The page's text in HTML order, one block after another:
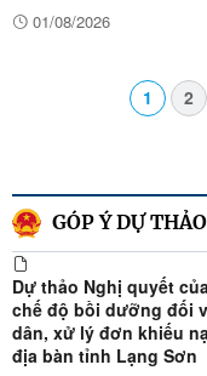
01/08/2026
1 2
GÓP Ý DỰ
Dự thảo Nghị quyết
chế độ bồi dưỡng đối
dân, xử lý đơn khiếu
địa bàn tỉnh Lạng Sơn